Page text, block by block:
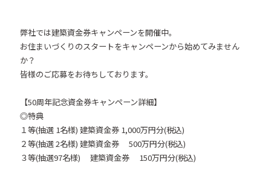
弊社では建築資金券キャンペーンを開催中。
お住まいづくりのスタートをキャンペーンから始めてみません
か？
皆様のご応募をお待ちしております。
【50周年記念資金券キャンペーン詳細】
◎特典
１等(抽選 1名様) 建築資金券 1,000万円分(税込)
２等(抽選 2名様) 建築資金券 500万円分(税込)
３等(抽選97名様) 建築資金券 150万円分(税込)